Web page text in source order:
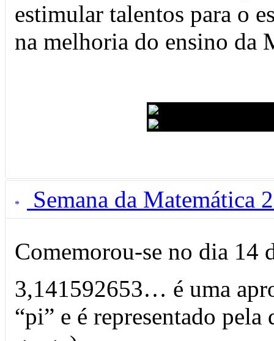
estimular talentos para o
na melhoria do ensino da
Semana da Matemática
Comemorou-se no dia 14
3,141592653… é uma
“pi” e é representado